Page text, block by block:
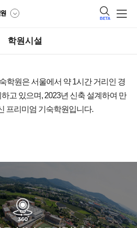
BETA
학원시설
학원은 서울에서 약 1시간 거리인 경
고 있으며, 2023년 신축 설계하여 만
프리미엄 기숙학원입니다.